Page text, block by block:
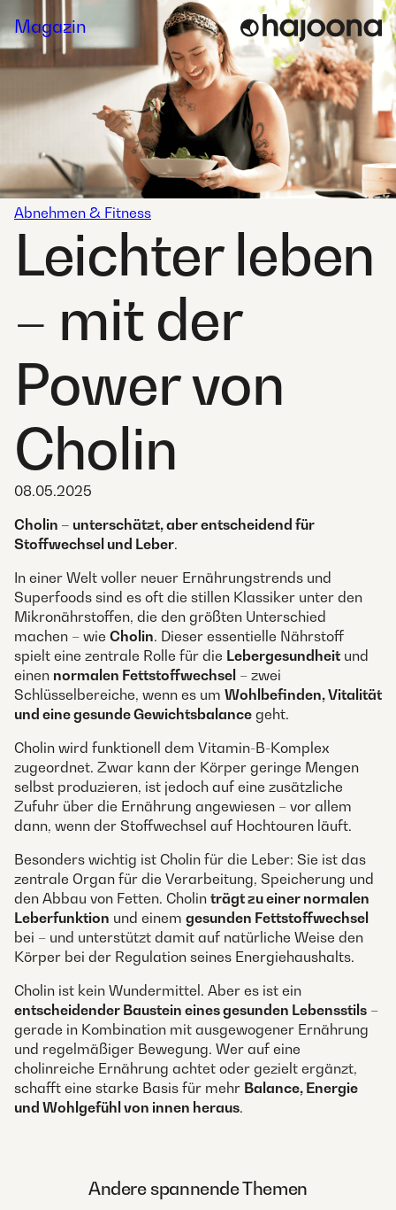
to
content
Magazin
Abnehmen & Fitness
Leichter leben
– mit der
Power von
Cholin
08.05.2025
Cholin – unterschätzt, aber entscheidend für
Stoffwechsel und Leber.
In einer Welt voller neuer Ernährungstrends und
Superfoods sind es oft die stillen Klassiker unter den
Mikronährstoffen, die den größten Unterschied
machen – wie Cholin. Dieser essentielle Nährstoff
spielt eine zentrale Rolle für die Lebergesundheit und
einen normalen Fettstoffwechsel – zwei
Schlüsselbereiche, wenn es um Wohlbefinden, Vitalität
und eine gesunde Gewichtsbalance geht.
Cholin wird funktionell dem Vitamin-B-Komplex
zugeordnet. Zwar kann der Körper geringe Mengen
selbst produzieren, ist jedoch auf eine zusätzliche
Zufuhr über die Ernährung angewiesen – vor allem
dann, wenn der Stoffwechsel auf Hochtouren läuft.
Besonders wichtig ist Cholin für die Leber: Sie ist das
zentrale Organ für die Verarbeitung, Speicherung und
den Abbau von Fetten. Cholin trägt zu einer normalen
Leberfunktion und einem gesunden Fettstoffwechsel
bei – und unterstützt damit auf natürliche Weise den
Körper bei der Regulation seines Energiehaushalts.
Cholin ist kein Wundermittel. Aber es ist ein
entscheidender Baustein eines gesunden Lebensstils –
gerade in Kombination mit ausgewogener Ernährung
und regelmäßiger Bewegung. Wer auf eine
cholinreiche Ernährung achtet oder gezielt ergänzt,
schafft eine starke Basis für mehr Balance, Energie
und Wohlgefühl von innen heraus.
Andere spannende Themen